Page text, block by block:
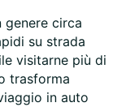
genere circa
su strada
visitarne più di
trasforma
in auto